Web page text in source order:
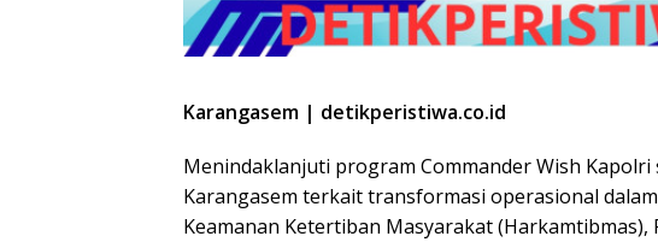
Karangasem | detikperistiwa.co.id
​Menindaklanjuti program Commander Wish
Karangasem terkait transformasi operasional
Keamanan Ketertiban Masyarakat